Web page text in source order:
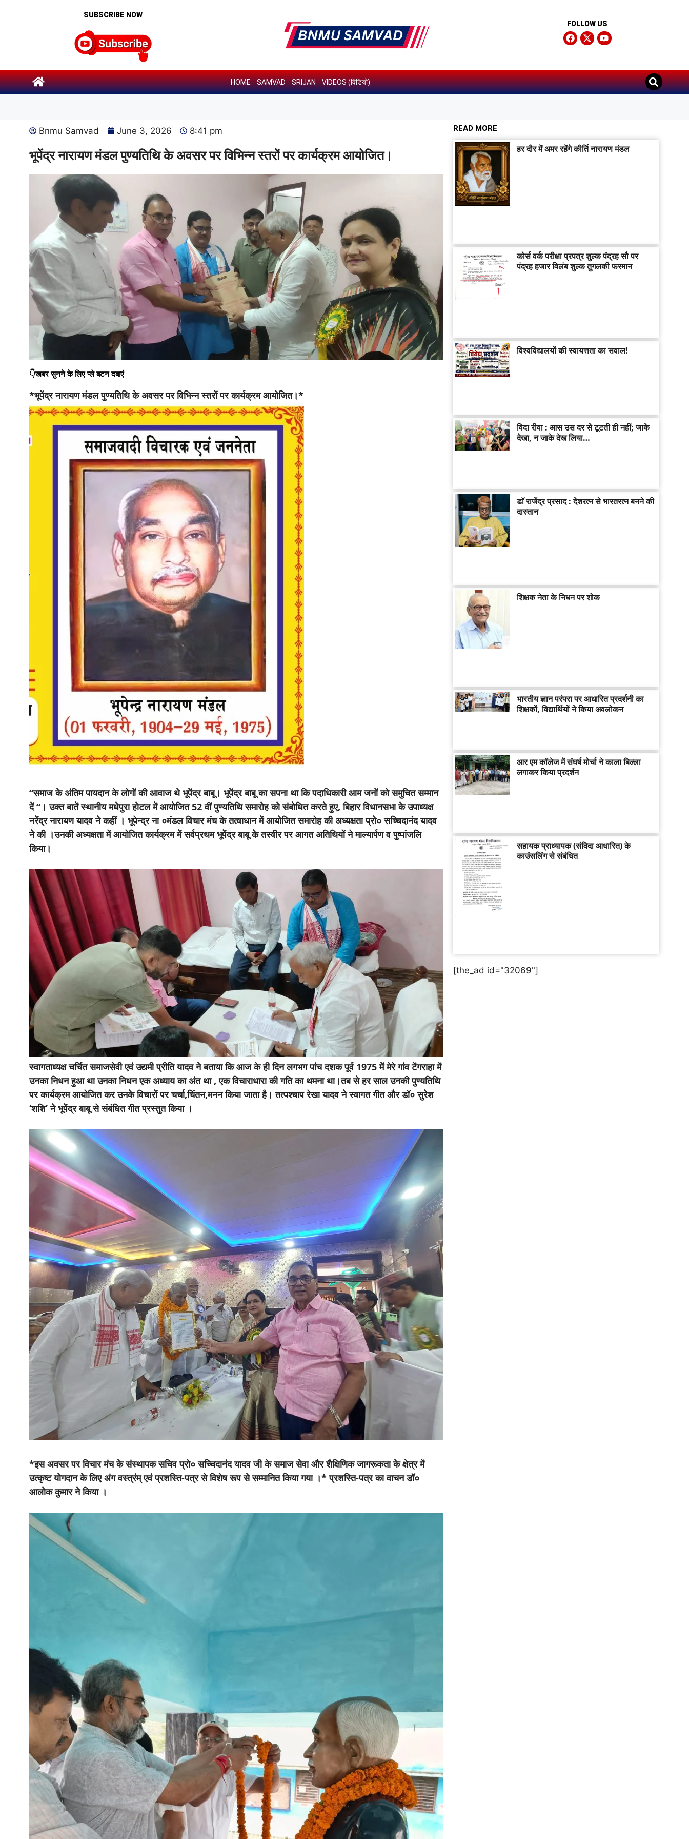
SUBSCRIBE NOW
FOLLOW US
HOME SAMVAD SRIJAN VIDEOS (विडियो)
Bnmu Samvad June 3, 2026 8:41 pm
भूपेंद्र नारायण मंडल पुण्यतिथि के अवसर पर विभिन्न स्तरों पर कार्यक्रम आयोजित।
👇खबर सुनने के लिए प्ले बटन दबाएं
*भूपेंद्र नारायण मंडल पुण्यतिथि के अवसर पर विभिन्न स्तरों पर कार्यक्रम आयोजित।*
“समाज के अंतिम पायदान के लोगों की आवाज थे भूपेंद्र बाबू। भूपेंद्र बाबू का सपना था कि पदाधिकारी आम जनों को समुचित सम्मान
दें “। उक्त बातें स्थानीय मधेपुरा होटल में आयोजित 52 वीं पुण्यतिथि समारोह को संबोधित करते हुए, बिहार विधानसभा के उपाध्यक्ष
नरेंद्र नारायण यादव ने कहीं । भूपेन्द्र ना ०मंडल विचार मंच के तत्वाधान में आयोजित समारोह की अध्यक्षता प्रो० सच्चिदानंद यादव
ने की ।उनकी अध्यक्षता में आयोजित कार्यक्रम में सर्वप्रथम भूपेंद्र बाबू के तस्वीर पर आगत अतिथियों ने माल्यार्पण व पुष्पांजलि
किया।
स्वागताध्यक्ष चर्चित समाजसेवी एवं उद्यमी प्रीति यादव ने बताया कि आज के ही दिन लगभग पांच दशक पूर्व 1975 में मेरे गांव टेंगराहा में
उनका निधन हुआ था उनका निधन एक अध्याय का अंत था , एक विचाराधारा की गति का थमना था।तब से हर साल उनकी पुण्यतिथि
पर कार्यक्रम आयोजित कर उनके विचारों पर चर्चा,चिंतन,मनन किया जाता है। तत्पश्चाप रेखा यादव ने स्वागत गीत और डॉ० सुरेश
‘शशि’ ने भूपेंद्र बाबू से संबंधित गीत प्रस्तुत किया ।
*इस अवसर पर विचार मंच के संस्थापक सचिव प्रो० सच्चिदानंद यादव जी के समाज सेवा और शैक्षिणिक जागरूकता के क्षेत्र में
उत्कृष्ट योगदान के लिए अंग वस्त्रंम् एवं प्रशस्ति-पत्र से विशेष रूप से सम्मानित किया गया ।* प्रशस्ति-पत्र का वाचन डॉ०
आलोक कुमार ने किया ।
READ MORE
हर दौर में अमर रहेंगे कीर्ति नारायण मंडल
कोर्स वर्क परीक्षा प्रपत्र शुल्क पंद्रह सौ पर
पंद्रह हजार विलंब शुल्क तुगलकी फरमान
विश्वविद्यालयों की स्वायत्तता का सवाल!
विदा रीवा : आस उस दर से टूटती ही नहीं; जाके
देखा, न जाके देख लिया…
डाॅ राजेंद्र प्रसाद : देशरत्न से भारतरत्न बनने की
दास्तान
शिक्षक नेता के निधन पर शोक
भारतीय ज्ञान परंपरा पर आधारित प्रदर्शनी का
शिक्षकों, विद्यार्थियों ने किया अवलोकन
आर एम कॉलेज में संघर्ष मोर्चा ने काला बिल्ला
लगाकर किया प्रदर्शन
सहायक प्राध्यापक (संविदा आधारित) के
काउंसलिंग से संबंधित
[the_ad id="32069"]